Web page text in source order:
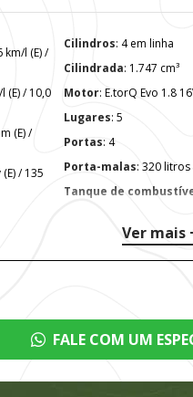
Cilindros : 4 em linha
Cilindrada : 1.747 cm³
Motor : E.torQ Evo 1.8
Lugares : 5
Portas : 4
Porta-malas : 320 litros
Tanque de
Ver mais
FALE COM UM